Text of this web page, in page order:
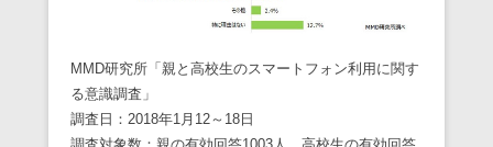
MMD研究所「親と高校生のスマートフォン利用に関す
る意識調査」
調査日：2018年1月12～18日